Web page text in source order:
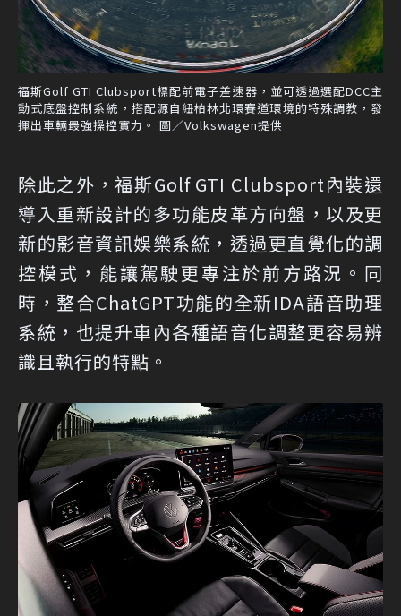
福斯Golf GTI Clubsport標配前電子差速器，並可透過選配DCC主
動式底盤控制系統，搭配源自紐柏林北環賽道環境的特殊調教，發
揮出車輛最強操控實力。 圖／Volkswagen提供
除此之外，福斯Golf GTI Clubsport內裝還
導入重新設計的多功能皮革方向盤，以及更
新的影音資訊娛樂系統，透過更直覺化的調
控模式，能讓駕駛更專注於前方路況。同
時，整合ChatGPT功能的全新IDA語音助理
系統，也提升車內各種語音化調整更容易辨
識且執行的特點。